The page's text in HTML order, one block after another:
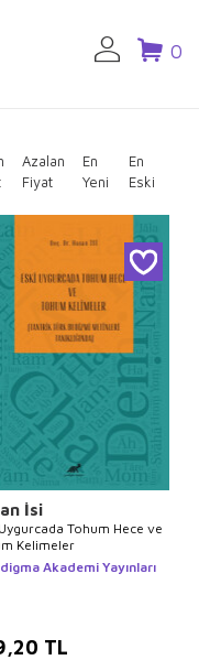
0
Azalan
Fiyat
En
Yeni
En
Eski
İsi
Tohum Hece ve
Kelimeler
Akademi Yayınları
TL